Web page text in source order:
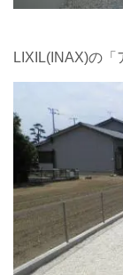
LIXIL(INAX)の